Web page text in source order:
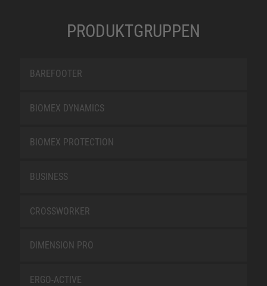
PRODUKTGRUPPEN
BAREFOOTER
BIOMEX DYNAMICS
BIOMEX PROTECTION
BUSINESS
CROSSWORKER
DIMENSION PRO
ERGO-ACTIVE